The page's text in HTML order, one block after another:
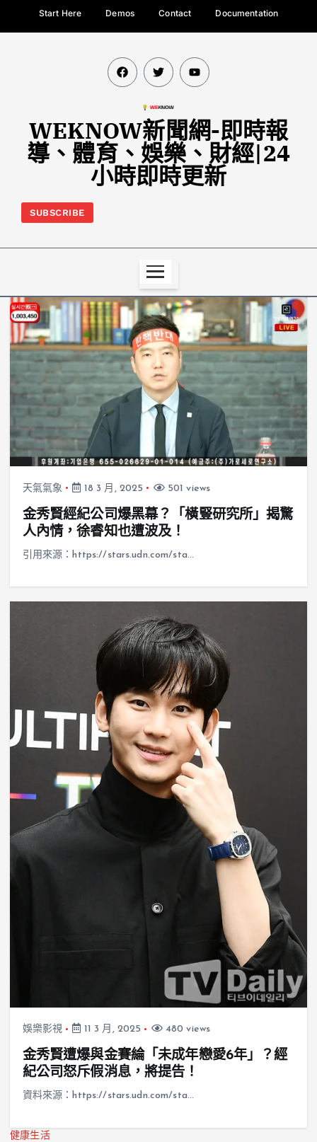
Start Here Demos Contact Documentation
WEKNOW新聞網-即時報
導、體育、娛樂、財經|24
小時即時更新
SUBSCRIBE
天氣氣象 18 3 月, 2025 501 views
金秀賢經紀公司爆黑幕？「橫豎研究所」揭驚
人內情，徐睿知也遭波及！
引用來源：https://stars.udn.com/sta…
娛樂影視 11 3 月, 2025 480 views
金秀賢遭爆與金賽綸「未成年戀愛6年」？經
紀公司怒斥假消息，將提告！
資料來源：https://stars.udn.com/sta…
健康生活